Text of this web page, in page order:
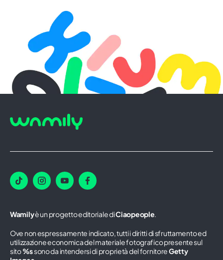
Wamilyè un progetto editoriale diCiaopeople.
Ove non espressamente indicato, tutti i diritti di sfruttamento ed
utilizzazione economica del materiale fotografico presente sul
sito%ssono da intendersi di proprietà del fornitoreGetty